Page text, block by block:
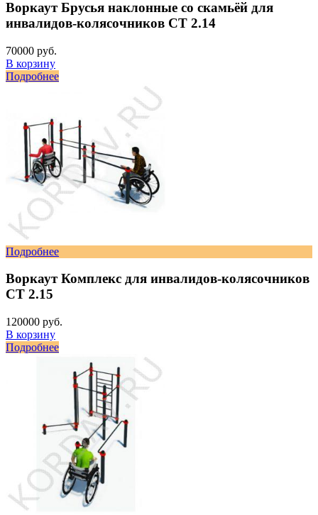
Воркаут Брусья наклонные со скамьёй для
инвалидов-колясочников СТ 2.14
70000 руб.
В корзину
Подробнее
Подробнее
Воркаут Комплекс для инвалидов-колясочников
СТ 2.15
120000 руб.
В корзину
Подробнее